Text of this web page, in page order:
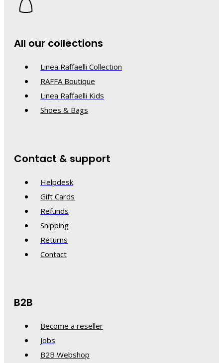
All our collections
Linea Raffaelli Collection
RAFFA Boutique
Linea Raffaelli Kids
Shoes & Bags
Contact & support
Helpdesk
Gift Cards
Refunds
Shipping
Returns
Contact
B2B
Become a reseller
Jobs
B2B Webshop